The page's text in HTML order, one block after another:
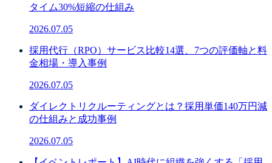
タイム30%短縮の仕組み
2026.07.05
採用代行（RPO）サービス比較14選、7つの評価軸と料
金相場・導入事例
2026.07.05
ダイレクトリクルーティングとは？採用単価140万円減
の仕組みと成功事例
2026.07.05